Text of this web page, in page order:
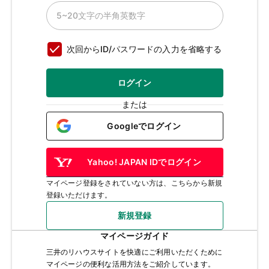
次回からID/パスワードの入力を省略する
ログイン
または
Googleでログイン
Yahoo! JAPAN IDでログイン
マイページ登録をされていない方は、こちらから新規
登録いただけます。
新規登録
マイページガイド
三井のリハウスサイトを快適にご利用いただくために
マイページの便利な活用方法をご紹介しています。